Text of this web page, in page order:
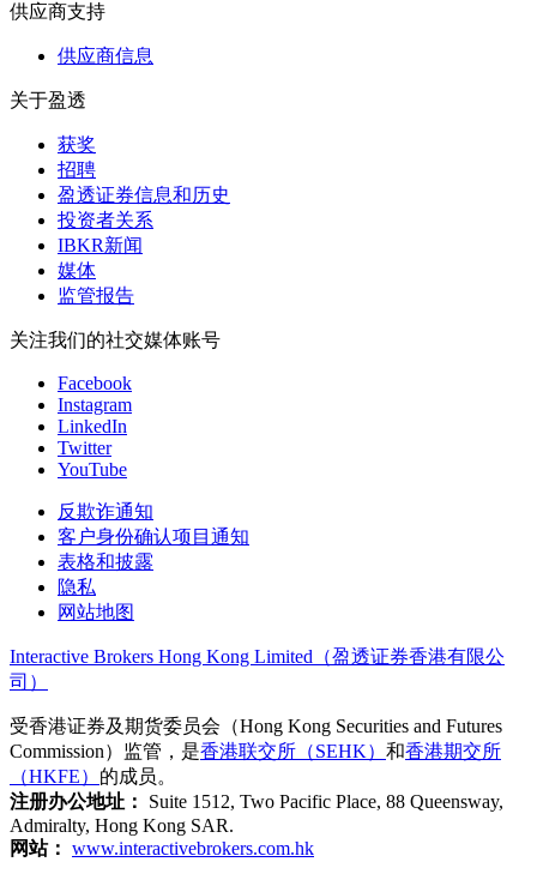
供应商支持
供应商信息
关于盈透
获奖
招聘
盈透证券信息和历史
投资者关系
IBKR新闻
媒体
监管报告
关注我们的社交媒体账号
Facebook
Instagram
LinkedIn
Twitter
YouTube
反欺诈通知
客户身份确认项目通知
表格和披露
隐私
网站地图
Interactive Brokers Hong Kong Limited（盈透证券香港有限公
司）
受香港证券及期货委员会（Hong Kong Securities and Futures
Commission）监管，是香港联交所（SEHK） 和香港期交所
（HKFE） 的成员。
注册办公地址：
Suite 1512, Two Pacific Place, 88 Queensway,
Admiralty, Hong Kong SAR.
网站： www.interactivebrokers.com.hk